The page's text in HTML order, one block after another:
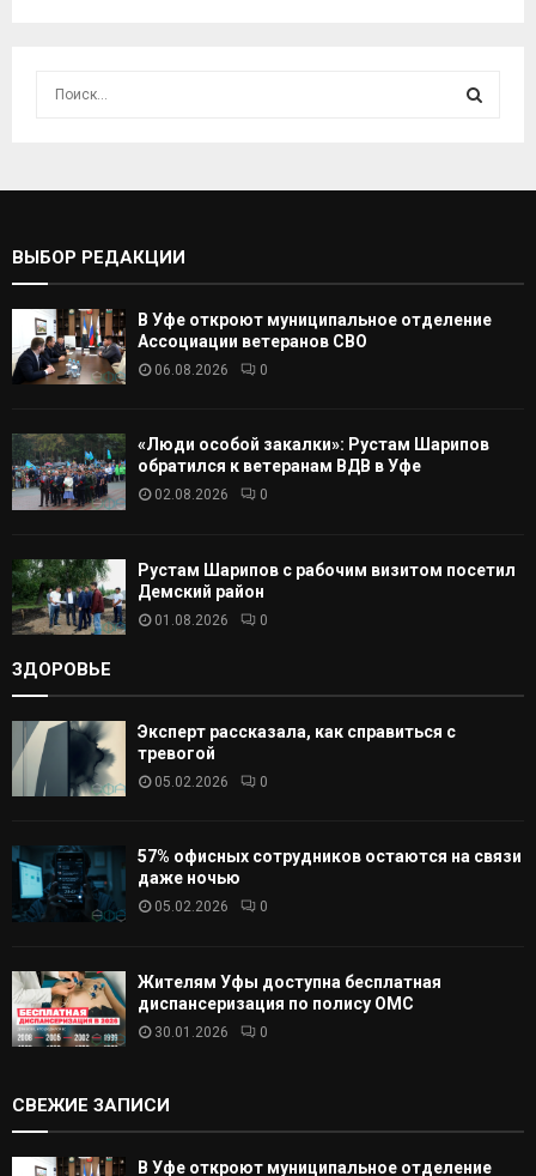
С
А
ВЫБОР РЕДАКЦИИ
В Уфе откроют муниципальное отделение
Ассоциации ветеранов СВО
06.08.2026 0
«Люди особой закалки»: Рустам Шарипов
обратился к ветеранам ВДВ в Уфе
02.08.2026 0
Рустам Шарипов с рабочим визитом посетил
Демский район
01.08.2026 0
ЗДОРОВЬЕ
Эксперт рассказала, как справиться с
тревогой
05.02.2026 0
57% офисных сотрудников остаются на связи
даже ночью
05.02.2026 0
Жителям Уфы доступна бесплатная
диспансеризация по полису ОМС
30.01.2026 0
СВЕЖИЕ ЗАПИСИ
В Уфе откроют муниципальное отделение